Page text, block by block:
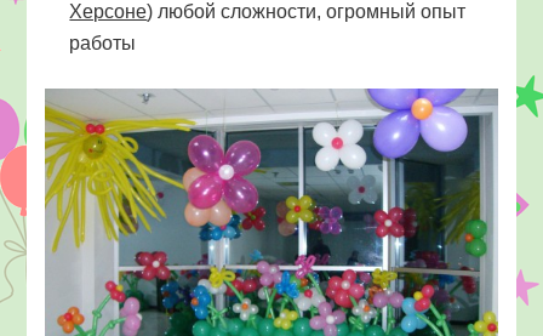
Херсоне) любой сложности, огромный опыт
работы